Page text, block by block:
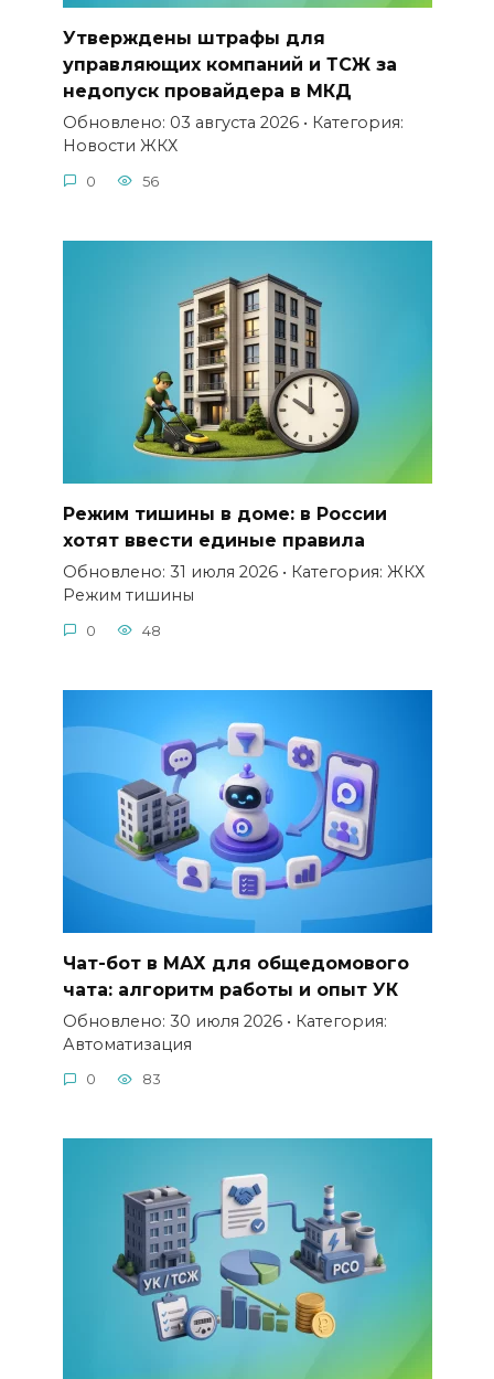
Утверждены штрафы для
управляющих компаний и ТСЖ за
недопуск провайдера в МКД
Обновлено: 03 августа 2026 • Категория:
Новости ЖКХ
0 56
Режим тишины в доме: в России
хотят ввести единые правила
Обновлено: 31 июля 2026 • Категория: ЖКХ
Режим тишины
0 48
Чат-бот в МАХ для общедомового
чата: алгоритм работы и опыт УК
Обновлено: 30 июля 2026 • Категория:
Автоматизация
0 83